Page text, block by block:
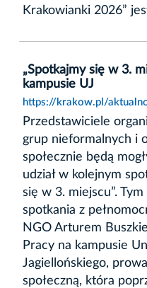
Krakowianki 2026”
„Spotkajmy się w 3.
kampusie UJ
https://krakow.pl/
Przedstawiciele
grup nieformalnych i
społecznie będą
udział w kolejnym
się w 3. miejscu”.
spotkania z
NGO Arturem
Pracy na kampusie
Jagiellońskiego,
społeczną, która